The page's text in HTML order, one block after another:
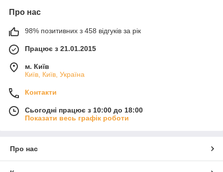
Про нас
98% позитивних з 458 відгуків за рік
Працює з 21.01.2015
м. Київ
Київ, Київ, Україна
Контакти
Сьогодні працює з 10:00 до 18:00
Показати весь графік роботи
Про нас